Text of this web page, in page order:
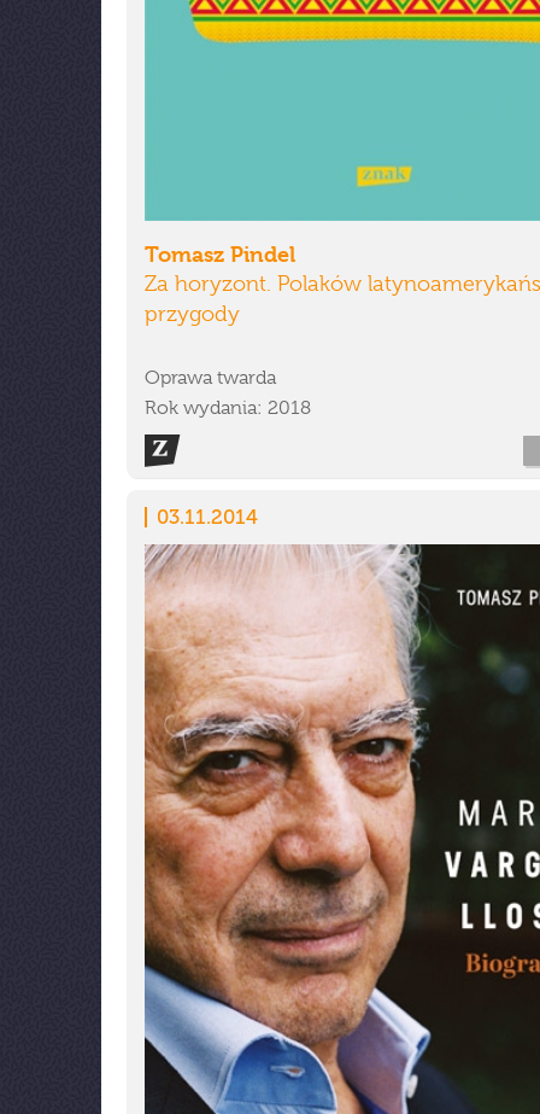
Tomasz Pindel
Za horyzont. Polaków
przygody
Oprawa twarda
Rok wydania: 2018
03.11.2014